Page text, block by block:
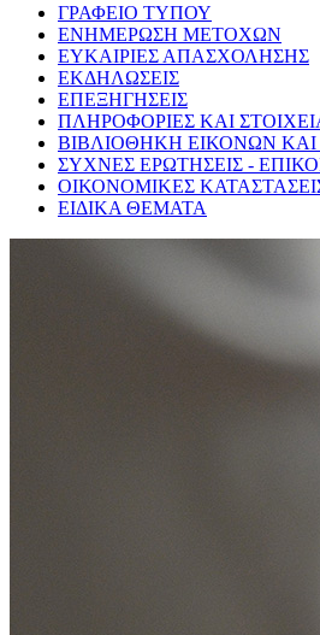
ΓΡΑΦΕΙΟ ΤΥΠΟΥ
ΕΝΗΜΕΡΩΣΗ ΜΕΤΟΧΩΝ
ΕΥΚΑΙΡΙΕΣ ΑΠΑΣΧΟΛΗΣΗΣ
ΕΚΔΗΛΩΣΕΙΣ
ΕΠΕΞΗΓΗΣΕΙΣ
ΠΛΗΡΟΦΟΡΙΕΣ ΚΑΙ
ΒΙΒΛΙΟΘΗΚΗ ΕΙΚΟΝΩΝ ΚΑΙ
ΣΥΧΝΕΣ ΕΡΩΤΗΣΕΙΣ -
ΟΙΚΟΝΟΜΙΚΕΣ
ΕΙΔΙΚΑ ΘΕΜΑΤΑ